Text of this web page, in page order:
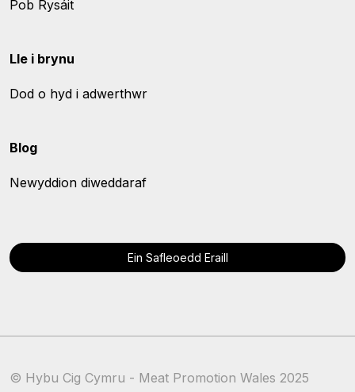
Pob Rysáit
Lle i brynu
Dod o hyd i adwerthwr
Blog
Newyddion diweddaraf
Ein Safleoedd Eraill
© Hybu Cig Cymru - Meat Promotion Wales 2025